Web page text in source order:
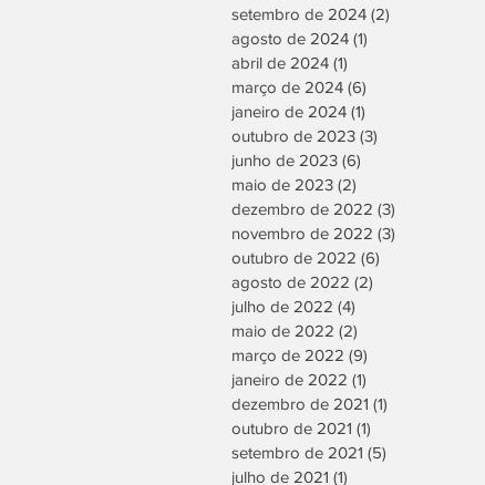
setembro de 2024 (2)
agosto de 2024 (1)
abril de 2024 (1)
março de 2024 (6)
janeiro de 2024 (1)
outubro de 2023 (3)
junho de 2023 (6)
maio de 2023 (2)
dezembro de 2022 (3)
novembro de 2022 (3)
outubro de 2022 (6)
agosto de 2022 (2)
julho de 2022 (4)
maio de 2022 (2)
março de 2022 (9)
janeiro de 2022 (1)
dezembro de 2021 (1)
outubro de 2021 (1)
setembro de 2021 (5)
julho de 2021 (1)